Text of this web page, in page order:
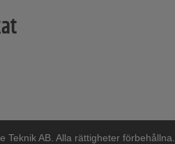
Teknik AB. Alla rättigheter förbehållna.